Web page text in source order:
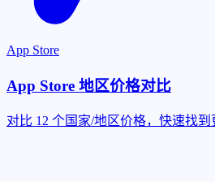
App Store
App Store 地区价格对比
对比 12 个国家/地区价格，快速找到